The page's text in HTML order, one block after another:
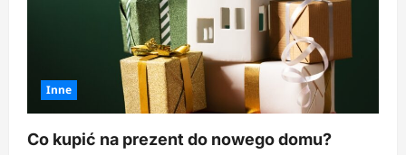
Inne
Co kupić na prezent do nowego domu?